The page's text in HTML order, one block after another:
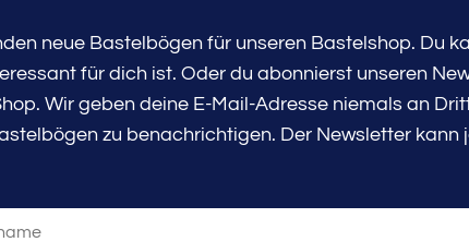
neue Bastelbögen für unseren Bastelshop. Du
für dich ist. Oder du abonnierst unseren
Wir geben deine E-Mail-Adresse niemals an
zu benachrichtigen. Der Newsletter